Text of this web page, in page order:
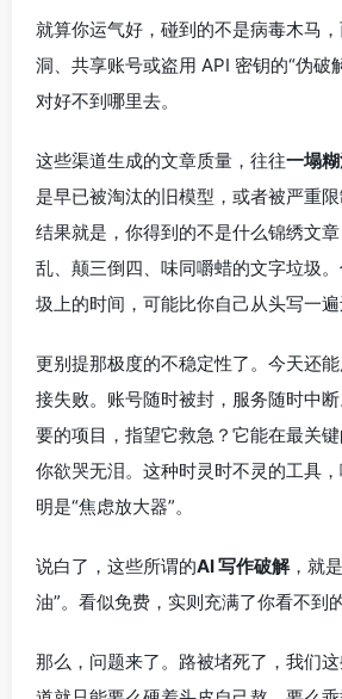
就算你运气好，碰到的不是病毒木马
洞、共享账号或盗用 API 密钥的“伪破
对好不到哪里去。
这些渠道生成的文章质量，往往一塌
是早已被淘汰的旧模型，或者被严重限
结果就是，你得到的不是什么锦绣文
乱、颠三倒四、味同嚼蜡的文字垃圾
圾上的时间，可能比你自己从头写一遍
更别提那极度的不稳定性了。今天还
接失败。账号随时被封，服务随时中
要的项目，指望它救急？它能在最关
你欲哭无泪。这种时灵时不灵的工具
明是“焦虑放大器”。
说白了，这些所谓的AI 写作破解，就
油”。看似免费，实则充满了你看不到
那么，问题来了。路被堵死了，我们